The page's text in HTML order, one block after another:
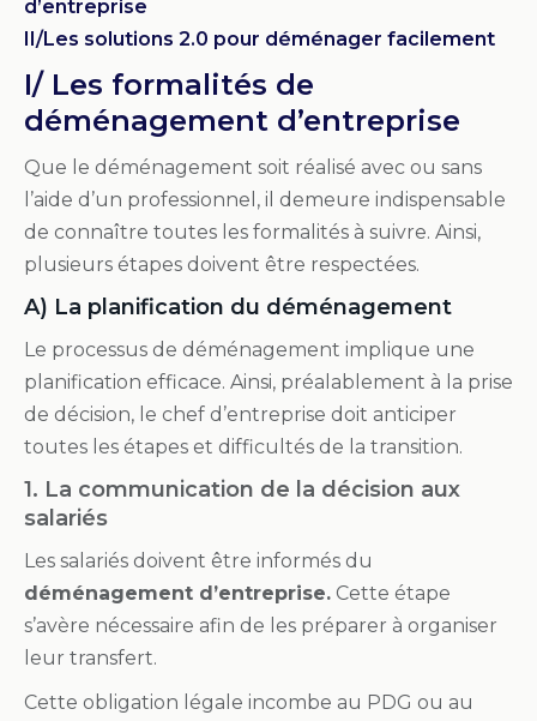
d’entreprise
II/Les solutions 2.0 pour déménager facilement
I/ Les formalités de
déménagement d’entreprise
Que le déménagement soit réalisé avec ou sans
l’aide d’un professionnel, il demeure indispensable
de connaître toutes les formalités à suivre. Ainsi,
plusieurs étapes doivent être respectées.
A) La planification du déménagement
Le processus de déménagement implique une
planification efficace. Ainsi, préalablement à la prise
de décision, le chef d’entreprise doit anticiper
toutes les étapes et difficultés de la transition.
1. La communication de la décision aux
salariés
Les salariés doivent être informés du
déménagement d’entreprise. Cette étape
s’avère nécessaire afin de les préparer à organiser
leur transfert.
Cette obligation légale incombe au PDG ou au